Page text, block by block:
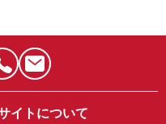
イトについて